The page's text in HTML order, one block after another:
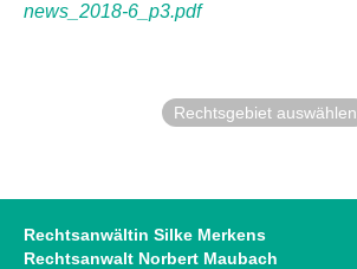
news_2018-6_p3.pdf
Rechtsgebiet auswählen
Rechtsanwältin Silke Merkens
Rechtsanwalt Norbert Maubach